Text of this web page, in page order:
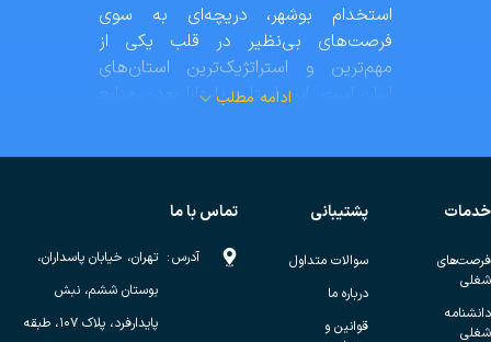
استخدام بوشهر، دریچه‌ای به سوی
فرصت‌های بی‌نظیر در قلب یکی از
مهم‌ترین و استراتژیک‌ترین استان‌های
ایران است. این استان، با دارا بودن منابع
اقتصاد کشور شناخته می‌شود.
استخدام بوشهر نه‌تنها به معنای مشارکت
در پروژه‌های بزرگ ملی و بین‌المللی
است، بلکه فرصتی است برای زندگی در
منطقه‌ای با طبیعت بکر، سواحل
ادامه مطلب
خدمات
فرصت‌های
شغلی
دانشنامه
شغلی
پشتیبانی
سوالات متداول
درباره ما
قوانین و
تماس با ما
آدرس: تهران، خیابان پاسداران،
بوستان ششم، نبش
پایدارفرد، پلاک ۱۰۷، طبقه